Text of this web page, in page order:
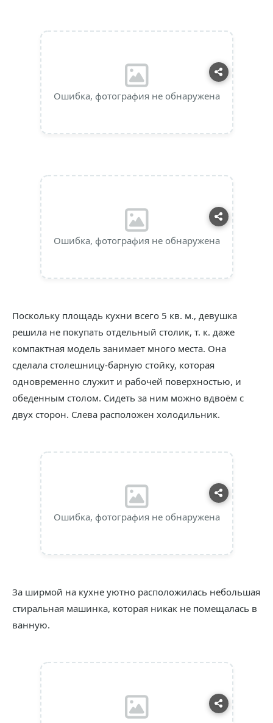
Ошибка, фотография не обнаружена
Ошибка, фотография не обнаружена
Поскольку площадь кухни всего 5 кв. м., девушка
решила не покупать отдельный столик, т. к. даже
компактная модель занимает много места. Она
сделала столешницу-барную стойку, которая
одновременно служит и рабочей поверхностью, и
обеденным столом. Сидеть за ним можно вдвоём с
двух сторон. Слева расположен холодильник.
Ошибка, фотография не обнаружена
За ширмой на кухне уютно расположилась небольшая
стиральная машинка, которая никак не помещалась в
ванную.